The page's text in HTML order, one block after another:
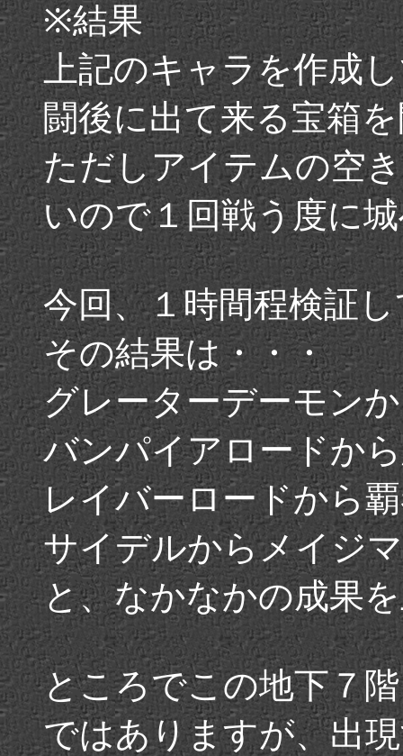
※結果
上記のキャラを作成
闘後に出て来る宝箱
ただしアイテムの空
いので１回戦う度に
今回、１時間程検証
その結果は・・・
グレーターデーモン
バンパイアロードか
レイバーロードから
サイデルからメイジ
と、なかなかの成果
ところでこの地下７
ではありますが、出